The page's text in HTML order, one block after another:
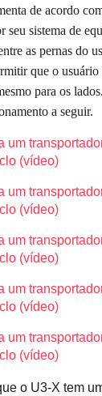
de acordo
seu sistema de
as pernas do
que o
para os
a seguir.
o U3-X tem